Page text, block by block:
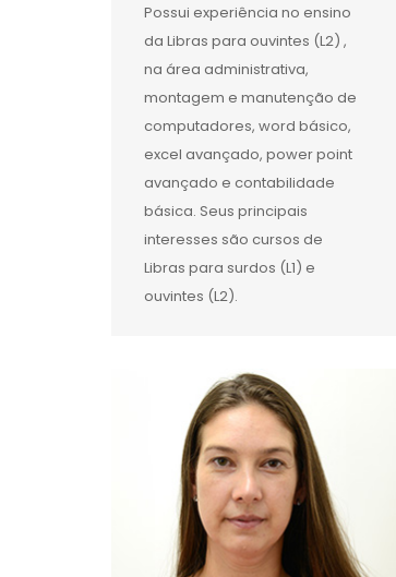
Possui experiência no ensino
da Libras para ouvintes (L2) ,
na área administrativa,
montagem e manutenção de
computadores, word básico,
excel avançado, power point
avançado e contabilidade
básica. Seus principais
interesses são cursos de
Libras para surdos (L1) e
ouvintes (L2).